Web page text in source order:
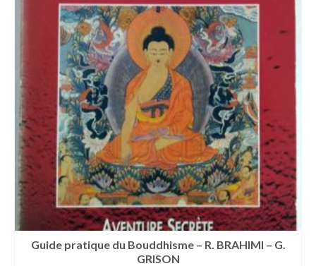
Guide pratique du Bouddhisme – R. BRAHIMI – G.
GRISON